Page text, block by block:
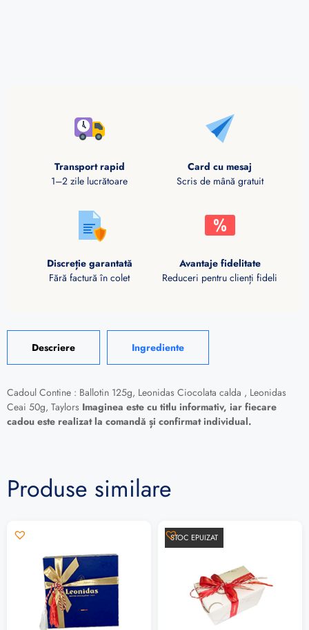
Transport rapid
1–2 zile lucrătoare
Card cu mesaj
Scris de mână gratuit
Discreție garantată
Fără factură în colet
Avantaje fidelitate
Reduceri pentru clienți fideli
Descriere Ingrediente
Cadoul Contine : Ballotin 125g, Leonidas Ciocolata calda , Leonidas
Ceai 50g, Taylors Imaginea este cu titlu informativ, iar fiecare
cadou este realizat la comandă și confirmat individual.
Produse similare
STOC EPUIZAT